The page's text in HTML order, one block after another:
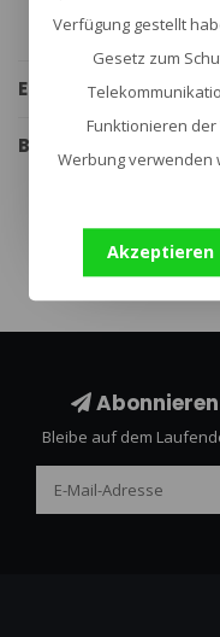
waterdichte
Eigenschaften
Bewertungen
Bleibe auf dem
Verfügung gestellt
Gesetz zum
Funktionieren
Werbung verwenden
Akzeptieren